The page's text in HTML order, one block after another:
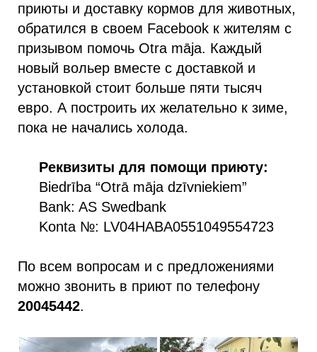
приюты и доставку кормов для животных,
обратился в своем Facebook к жителям с
призывом помочь Otra māja. Каждый
новый вольер вместе с доставкой и
установкой стоит больше пяти тысяч
евро. А построить их желательно к зиме,
пока не начались холода.
Реквизиты для помощи приюту:
Biedrība “Otrā māja dzīvniekiem”
Bank: AS Swedbank
Konta №: LV04HABA0551049554723
По всем вопросам и с предложениями
можно звонить в приют по телефону
20045442.